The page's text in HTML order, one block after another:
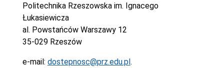
Politechnika Rzeszowska im. Ignacego
Łukasiewicza
al. Powstańców Warszawy 12
35-029 Rzeszów
e-mail: dostepnosc@prz.edu.pl.